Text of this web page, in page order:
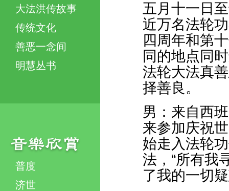
大法洪传故事
传统文化
善恶一念间
明慧丛书
普度
济世
五月十一日
近万名法轮
四周年和第
同的地点同
法轮大法真
择善良。
男：来自西
来参加庆祝
始走入法轮
法，“所有我
了我的一切